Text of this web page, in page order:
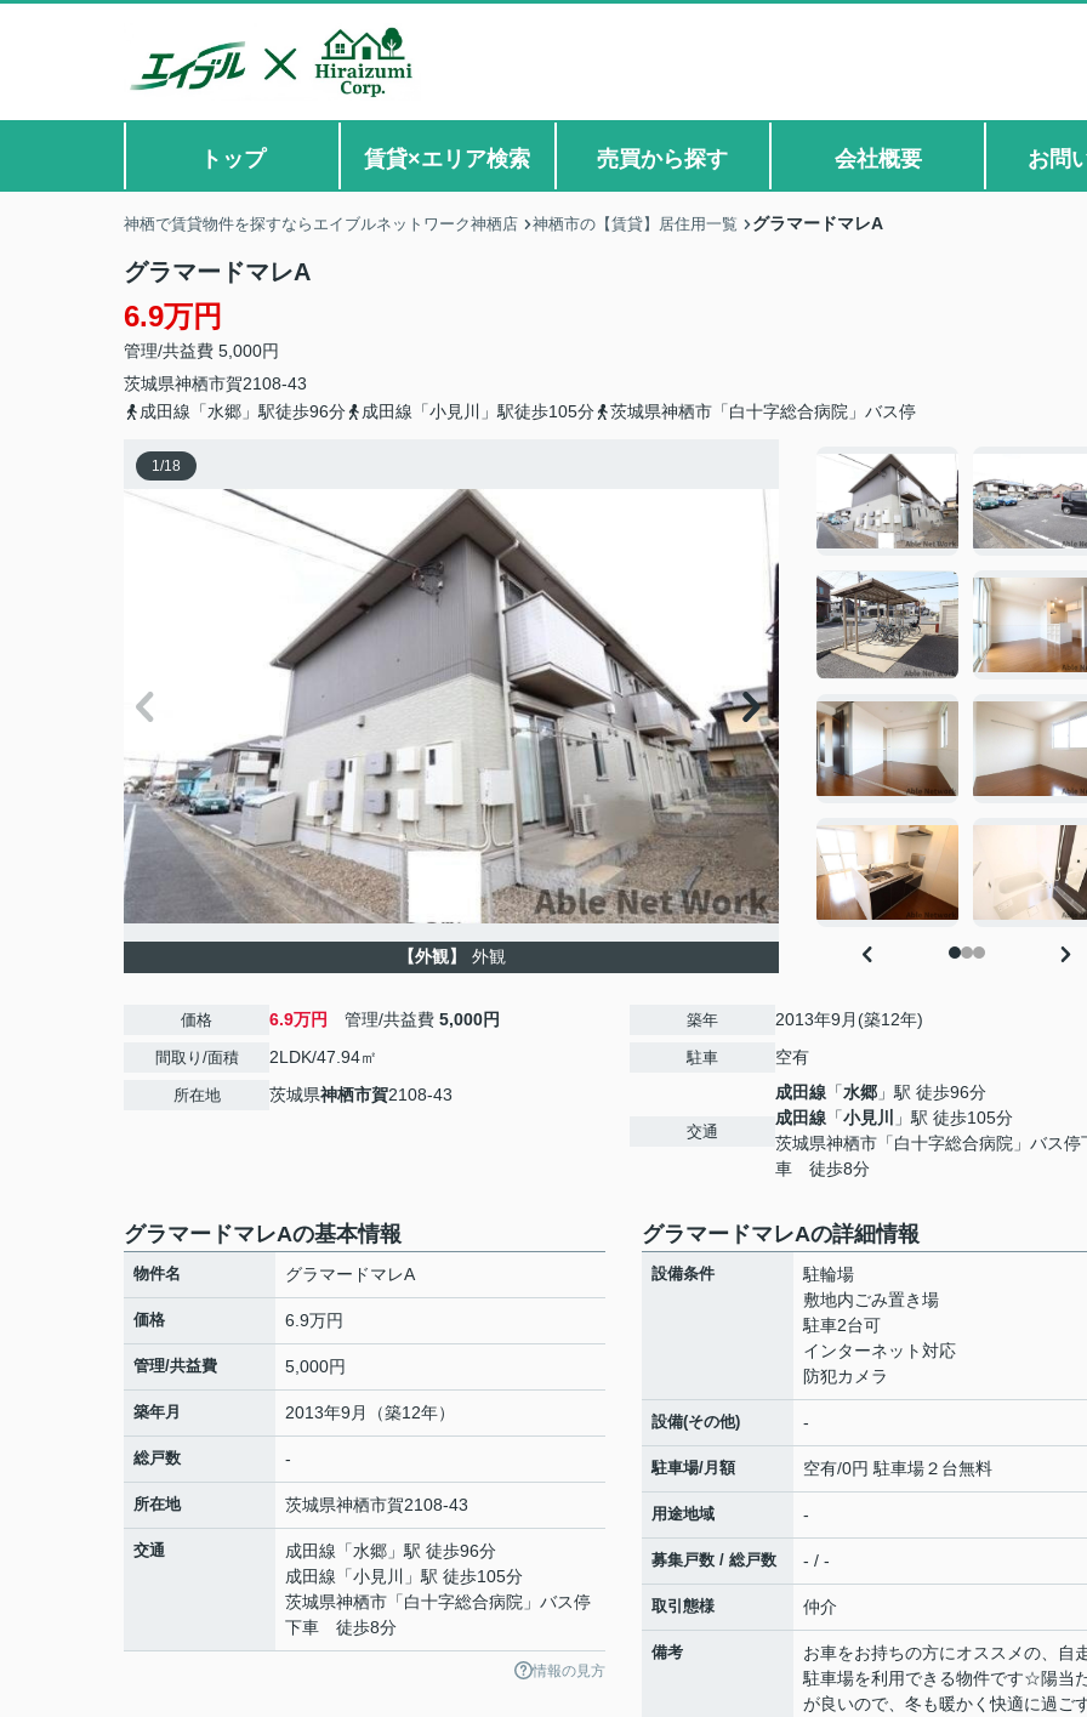
トップ 賃貸×エリア検索 売買から探す 会社概要 お問
神栖で賃貸物件を探すならエイブルネットワーク神栖店 神栖市の【賃貸】居住用一覧 グラマードマレA
グラマードマレA
6.9万円
管理/共益費 5,000円
茨城県神栖市賀2108-43
成田線「水郷」駅徒歩96分
成田線「小見川」駅徒歩105分 茨城県神栖市「白十字総合病院」バス停
1/18
【外観】 外観
価格 6.9万円 管理/共益費 5,000円
間取り/面積 2LDK/47.94㎡
所在地 茨城県神栖市賀2108-43
築年 2013年9月(築12年)
駐車 空有
交通
成田線 「水郷 」駅 徒歩96分
成田線 「小見川
」駅 徒歩105分
茨城県神栖市「白十字総合病院」バス停
車 徒歩8分
グラマードマレAの基本情報
物件名 グラマードマレA
価格 6.9万円
管理/共益費 5,000円
築年月 2013年9月（築12年）
総戸数 -
所在地 茨城県神栖市賀2108-43
交通 成田線 「水郷 」駅 徒歩96分
成田線 「小見川
」駅 徒歩105分
茨城県神栖市「白十字総合病院」バス停
下車 徒歩8分
情報の見方
グラマードマレAの詳細情報
設備条件
駐輪場
敷地内ごみ置き場
駐車2台可
インターネット対応
防犯カメラ
設備(その他) -
駐車場/月額 空有/0円 駐車場２台無料
用途地域 -
募集戸数 / 総戸数 - / -
取引態様 仲介
備考
お車をお持ちの方にオススメの、自
駐車場を利用できる物件です☆陽当
が良いので、冬も暖かく快適に過ご